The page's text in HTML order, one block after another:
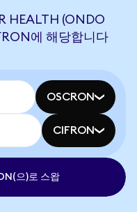
HEALTH (ONDO
에 해당합니다
OSCRON
CIFRON
으)로 스왑